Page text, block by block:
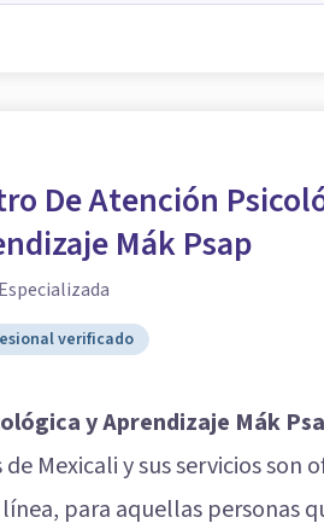
De Atención
Mák Psap
verificado
y Aprendizaje Mák
Mexicali y sus servicios son
para aquellas personas